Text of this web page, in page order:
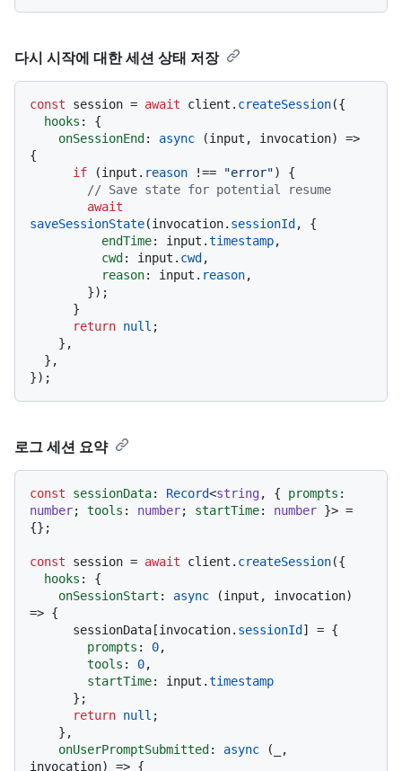
다시 시작에 대한 세션 상태 저장
const session = await client. createSession({
hooks : {
onSessionEnd : async (input, invocation) =>
{
if (input. reason !== "error") {
// Save state for potential resume
await
saveSessionState(invocation. sessionId , {
endTime: input.timestamp,
cwd : input. cwd ,
reason: input. reason,
return null ;
로그 세션 요약
const sessionData: Record<string, { prompts
number; tools : number; startTime: number }> =
{};
const session = await client. createSession({
hooks : {
onSessionStart : async (input, invocation)
=> {
      sessionData[invocation.
sessionId ] = {
prompts : 0,
tools : 0,
startTime: input.timestamp
return null ;
onUserPromptSubmitted : async (_,
invocation) => {